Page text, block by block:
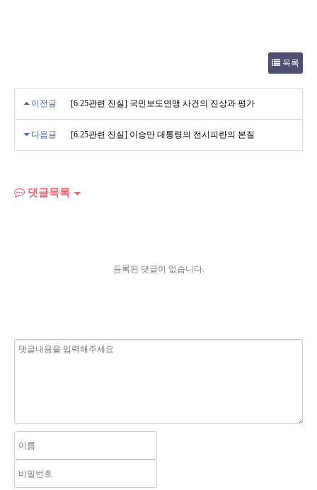
목록
이전글 [6.25관련 진실] 국민보도연맹 사건의 진상과 평가
다음글 [6.25관련 진실] 이승만 대통령의 전시피란의 본질
댓글목록
등록된 댓글이 없습니다.